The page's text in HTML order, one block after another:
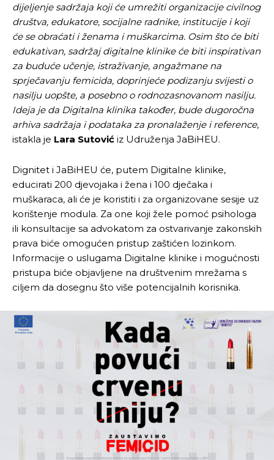
dijeljenje sadržaja koji će umrežiti organizacije civilnog
društva, edukatore, socijalne radnike, institucije i koji
će se obraćati i ženama i muškarcima. Osim što će biti
edukativan, sadržaj digitalne klinike će biti inspirativan
za buduće učenje, istraživanje, angažmane na
sprječavanju femicida, doprinjeće podizanju svijesti o
nasilju uopšte, a posebno o rodnozasnovanom nasilju.
Ideja je da Digitalna klinika također, bude dugoročna
arhiva sadržaja i podataka za pronalaženje i reference,
istakla je Lara Sutović iz Udruženja JaBiHEU.
Dignitet i JaBiHEU će, putem Digitalne klinike,
educirati 200 djevojaka i žena i 100 dječaka i
muškaraca, ali će je koristiti i za organizovane sesije uz
korištenje modula. Za one koji žele pomoć psihologa
ili konsultacije sa advokatom za ostvarivanje zakonskih
prava biće omogućen pristup zaštićen lozinkom.
Informacije o uslugama Digitalne klinike i mogućnosti
pristupa biće objavljene na društvenim mrežama s
ciljem da dosegnu što više potencijalnih korisnika.